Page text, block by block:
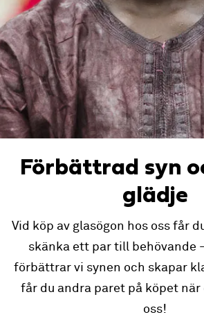
Förbättrad syn
glädje
Vid köp av glasögon hos oss får
skänka ett par till behövande
förbättrar vi synen och skapar
får du andra paret på köpet när
oss!